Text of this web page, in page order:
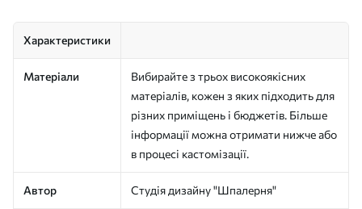
Характеристики
Матеріали
Вибирайте з трьох високоякісних
матеріалів, кожен з яких підходить для
різних приміщень і бюджетів. Більше
інформації можна отримати нижче або
в процесі кастомізації.
Автор Студія дизайну "Шпалерня"